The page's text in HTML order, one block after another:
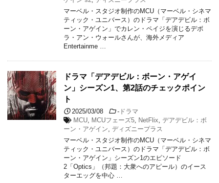
マーベル・スタジオ制作のMCU（マーベル・シネマ
ティック・ユニバース）のドラマ「デアデビル：ボ
ーン・アゲイン」でカレン・ペイジを演じるデボ
ラ・アン・ウォールさんが、海外メディア
Entertainme …
ドラマ「デアデビル：ボーン・アゲイ
ン」シーズン1、第2話のチェックポイン
ト
2025/03/08 - ドラマ
MCU
MCUフェーズ5 NetFlix ,デアデビル：ボ
ーン・アゲイン
ディズニープラス
マーベル・スタジオ制作のMCU（マーベル・シネマ
ティック・ユニバース）のドラマ「デアデビル：ボ
ーン・アゲイン」シーズン1のエピソード
2「Optics」（邦題：大衆へのアピール）のイース
ターエッグを中心 …